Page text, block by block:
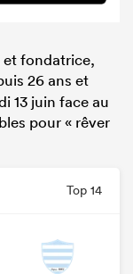
et fondatrice,
26 ans et
13 juin face au
pour « rêver
Top 14